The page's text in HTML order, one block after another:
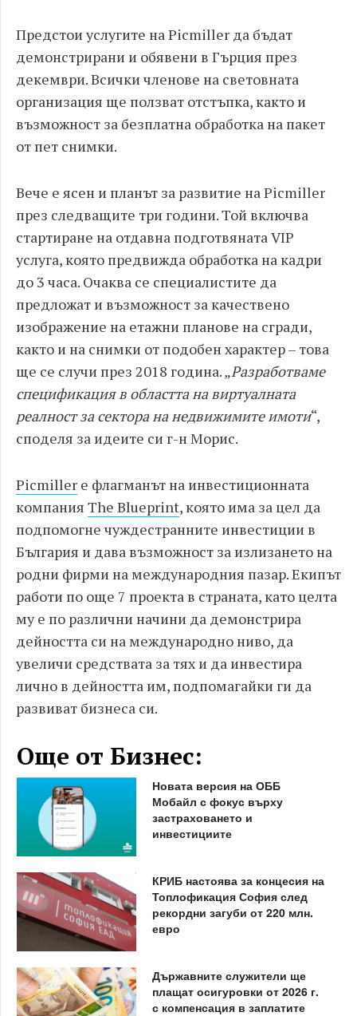
Предстои услугите на Picmiller да бъдат
демонстрирани и обявени в Гърция през
декември. Всички членове на световната
организация ще ползват отстъпка, както и
възможност за безплатна обработка на пакет
от пет снимки.
Вече е ясен и планът за развитие на Picmiller
през следващите три години. Той включва
стартиране на отдавна подготвяната VIP
услуга, която предвижда обработка на кадри
до 3 часа. Очаква се специалистите да
предложат и възможност за качествено
изображение на етажни планове на сгради,
както и на снимки от подобен характер – това
ще се случи през 2018 година. „Разработваме
спецификация в областта на виртуалната
реалност за сектора на недвижимите имоти“,
споделя за идеите си г-н Морис.
Picmiller е флагманът на инвестиционната
компания The Blueprint, която има за цел да
подпомогне чуждестранните инвестиции в
България и дава възможност за излизането на
родни фирми на международния пазар. Екипът
работи по още 7 проекта в страната, като целта
му е по различни начини да демонстрира
дейността си на международно ниво, да
увеличи средствата за тях и да инвестира
лично в дейността им, подпомагайки ги да
развиват бизнеса си.
Още от Бизнес:
Новата версия на ОББ
Мобайл с фокус върху
застраховането и
инвестициите
КРИБ настоява за концесия на
Топлофикация София след
рекордни загуби от 220 млн.
евро
Държавните служители ще
плащат осигуровки от 2026 г.
с компенсация в заплатите